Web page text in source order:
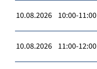
10.08.2026 10:00-11:00
10.08.2026 11:00-12:00